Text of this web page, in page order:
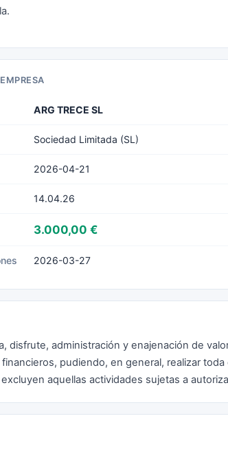
ARG TRECE SL
Sociedad Limitada (SL)
2026-04-21
14.04.26
3.000,00 €
2026-03-27
disfrute, administración y enajenación de
pudiendo, en general, realizar
aquellas actividades sujetas a